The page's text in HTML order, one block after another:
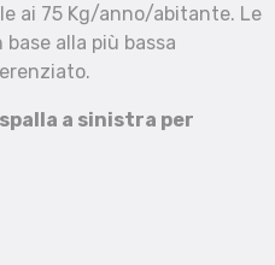
ai 75 Kg/anno/abitante. Le
alla più bassa
a sinistra per